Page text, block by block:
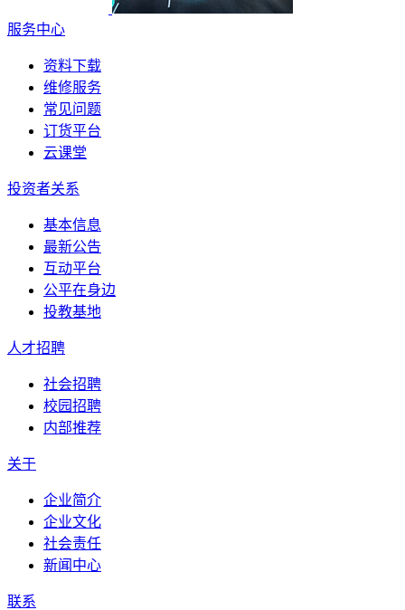
服务中心
资料下载
维修服务
常见问题
订货平台
云课堂
投资者关系
基本信息
最新公告
互动平台
公平在身边
投教基地
人才招聘
社会招聘
校园招聘
内部推荐
关于
企业简介
企业文化
社会责任
新闻中心
联系